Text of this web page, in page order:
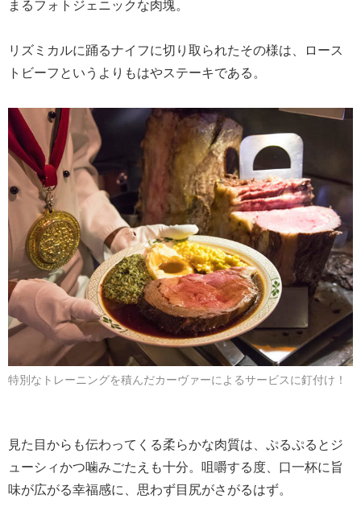
まるフォトジェニックな肉塊。
リズミカルに踊るナイフに切り取られたその様は、ロース
トビーフというよりもはやステーキである。
特別なトレーニングを積んだカーヴァーによるサービスに釘付け！
見た目からも伝わってくる柔らかな肉質は、ぷるぷるとジ
ューシィかつ噛みごたえも十分。咀嚼する度、口一杯に旨
味が広がる幸福感に、思わず目尻がさがるはず。